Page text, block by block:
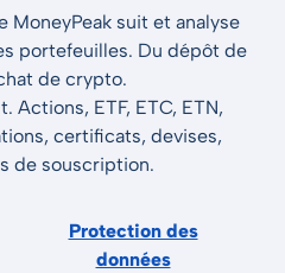
MoneyPeak suit et analyse
portefeuilles. Du dépôt de
de crypto.
Actions, ETF, ETC, ETN,
certificats, devises,
de souscription.
Protection des
données